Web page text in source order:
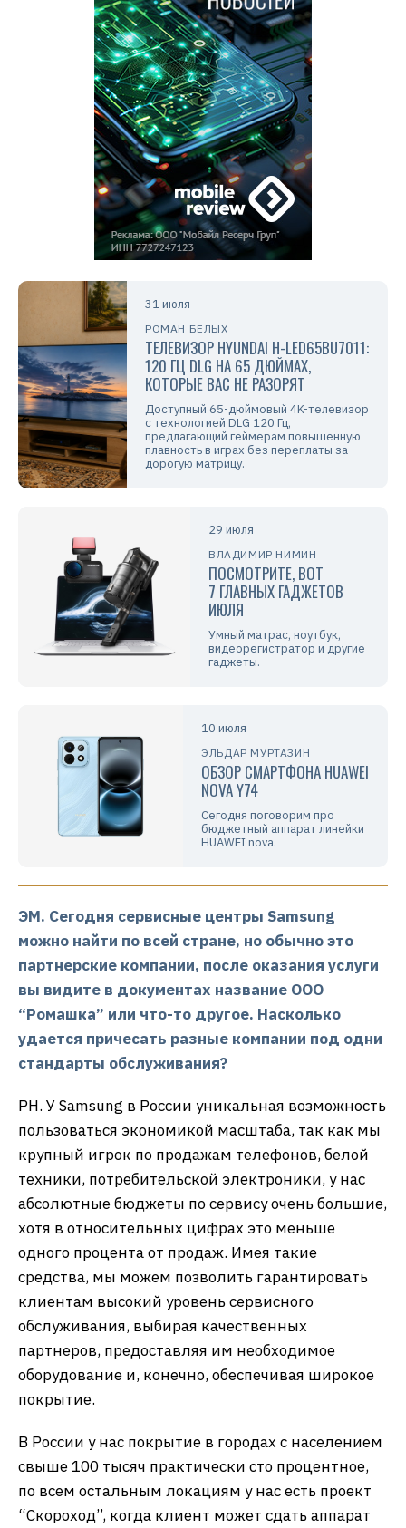
31 июля
РОМАН БЕЛЫХ
ТЕЛЕВИЗОР HYUNDAI H-LED65BU7011:
120 ГЦ DLG НА 65 ДЮЙМАХ,
КОТОРЫЕ ВАС НЕ РАЗОРЯТ
Доступный 65-дюймовый 4K-телевизор
с технологией DLG 120 Гц,
предлагающий геймерам повышенную
плавность в играх без переплаты за
дорогую матрицу.
29 июля
ВЛАДИМИР НИМИН
ПОСМОТРИТЕ, ВОТ
7 ГЛАВНЫХ ГАДЖЕТОВ
ИЮЛЯ
Умный матрас, ноутбук,
видеорегистратор и другие
гаджеты.
10 июля
ЭЛЬДАР МУРТАЗИН
ОБЗОР СМАРТФОНА HUAWEI
NOVA Y74
Сегодня поговорим про
бюджетный аппарат линейки
HUAWEI nova.
ЭМ. Сегодня сервисные центры Samsung
можно найти по всей стране, но обычно это
партнерские компании, после оказания услуги
вы видите в документах название ООО
“Ромашка” или что-то другое. Насколько
удается причесать разные компании под одни
стандарты обслуживания?
РН. У Samsung в России уникальная возможность
пользоваться экономикой масштаба, так как мы
крупный игрок по продажам телефонов, белой
техники, потребительской электроники, у нас
абсолютные бюджеты по сервису очень большие,
хотя в относительных цифрах это меньше
одного процента от продаж. Имея такие
средства, мы можем позволить гарантировать
клиентам высокий уровень сервисного
обслуживания, выбирая качественных
партнеров, предоставляя им необходимое
оборудование и, конечно, обеспечивая широкое
покрытие.
В России у нас покрытие в городах с населением
свыше 100 тысяч практически сто процентное,
по всем остальным локациям у нас есть проект
“Скороход”, когда клиент может сдать аппарат